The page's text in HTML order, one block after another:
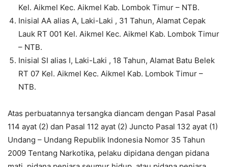
Kel. Aikmel Kec. Aikmel Kab. Lombok Timur – NTB.
Inisial AA alias A, Laki-Laki , 31 Tahun, Alamat Cepak
Lauk RT 001 Kel. Aikmel Kec. Aikmel Kab. Lombok Timur
– NTB.
Inisial SI alias I, Laki-Laki , 18 Tahun, Alamat Batu Belek
RT 07 Kel. Aikmel Kec. Aikmel Kab. Lombok Timur –
NTB.
Atas perbuatannya tersangka diancam dengan Pasal Pasal
114 ayat (2) dan Pasal 112 ayat (2) Juncto Pasal 132 ayat (1)
Undang – Undang Republik Indonesia Nomor 35 Tahun
2009 Tentang Narkotika, pelaku dipidana dengan pidana